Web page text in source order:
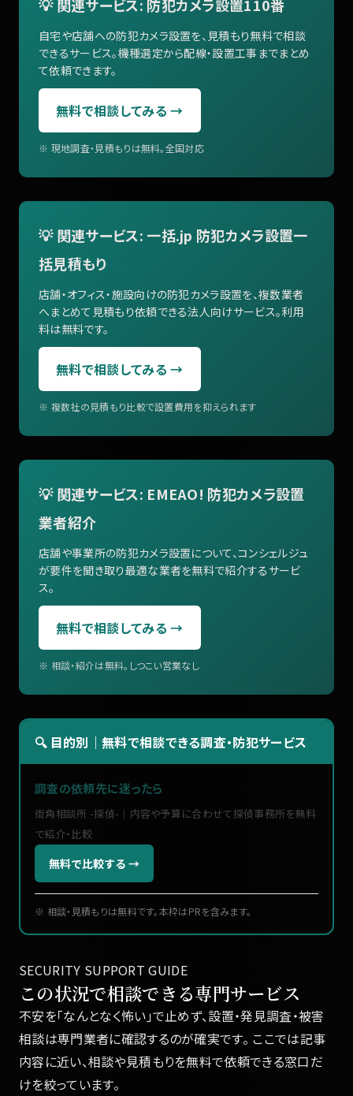
💡 関連サービス: 防犯カメラ設置110番
自宅や店舗への防犯カメラ設置を、見積もり無料で相談
できるサービス。機種選定から配線・設置工事までまとめ
て依頼できます。
無料で相談してみる →
※ 現地調査・見積もりは無料。全国対応
💡 関連サービス: 一括.jp 防犯カメラ設置一
括見積もり
店舗・オフィス・施設向けの防犯カメラ設置を、複数業者
へまとめて見積もり依頼できる法人向けサービス。利用
料は無料です。
無料で相談してみる →
※ 複数社の見積もり比較で設置費用を抑えられます
💡 関連サービス: EMEAO! 防犯カメラ設置
業者紹介
店舗や事業所の防犯カメラ設置について、コンシェルジュ
が要件を聞き取り最適な業者を無料で紹介するサービ
ス。
無料で相談してみる →
※ 相談・紹介は無料。しつこい営業なし
🔍 目的別｜無料で相談できる調査・防犯サービス
調査の依頼先に迷ったら
街角相談所 -探偵-｜内容や予算に合わせて探偵事務所を無料
で紹介・比較
無料で比較する →
※ 相談・見積もりは無料です。本枠はPRを含みます。
SECURITY SUPPORT GUIDE
この状況で相談できる専門サービス
不安を「なんとなく怖い」で止めず、設置・発見調査・被害
相談は専門業者に確認するのが確実です。 ここでは記事
内容に近い、相談や見積もりを無料で依頼できる窓口だ
けを絞っています。